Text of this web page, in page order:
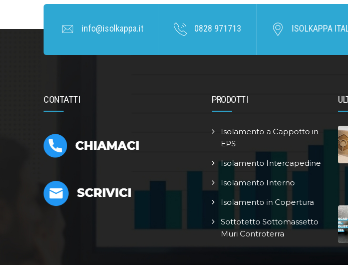
info@isolkappa.it 0828 971713 ISOLKAPPA
CONTATTI PRODOTTI
Isolamento a Cappotto in
EPS
Isolamento Intercapedine
Isolamento Interno
Isolamento in Copertura
Sottotetto Sottomassetto
Muri Controterra